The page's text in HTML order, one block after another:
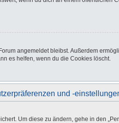
angemeldet bleibst. Außerdem
es helfen, wenn du die Cookies löscht.
und -
Um diese zu ändern, gehe in den